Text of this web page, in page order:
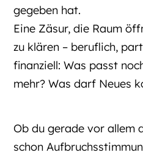
gegeben hat.
Eine Zäsur, die Raum
zu klären – beruflich,
finanziell: Was passt
mehr? Was darf Neues
Ob du gerade vor allem
schon